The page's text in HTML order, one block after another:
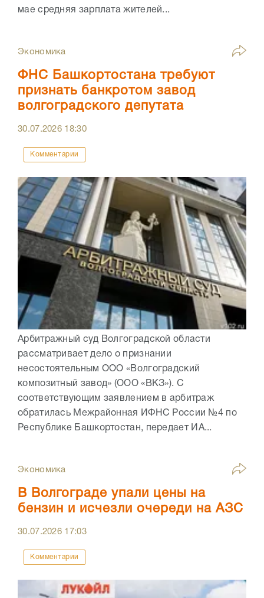
мае средняя зарплата жителей...
Экономика
ФНС Башкортостана требуют
признать банкротом завод
волгоградского депутата
30.07.2026 18:30
Комментарии
Арбитражный суд Волгоградской области
рассматривает дело о признании
несостоятельным ООО «Волгоградский
композитный завод» (ООО «ВКЗ»). С
соответствующим заявлением в арбитраж
обратилась Межрайонная ИФНС России №4 по
Республике Башкортостан, передает ИА...
Экономика
В Волгограде упали цены на
бензин и исчезли очереди на АЗС
30.07.2026 17:03
Комментарии